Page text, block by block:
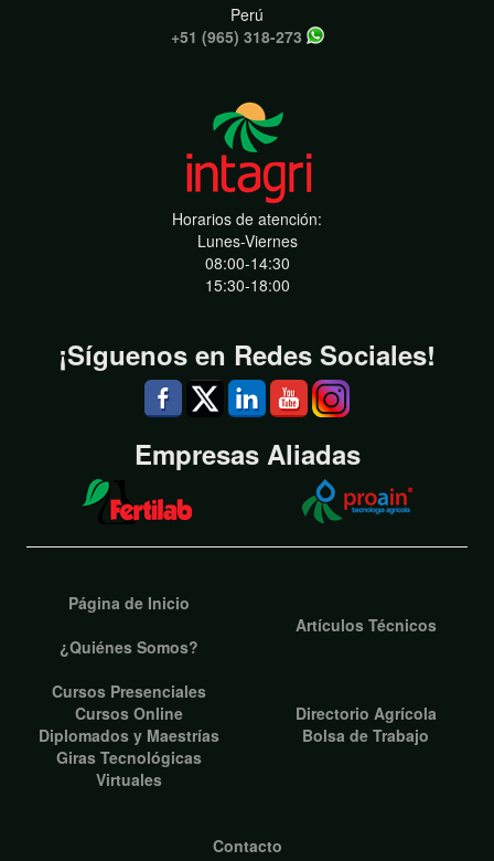
Perú
+51 (965) 318-273
Horarios de atención:
Lunes-Viernes
08:00-14:30
15:30-18:00
¡Síguenos en Redes Sociales!
Empresas Aliadas
Página de Inicio
¿Quiénes Somos?
Artículos Técnicos
Cursos Presenciales
Cursos Online
Diplomados y Maestrías
Giras Tecnológicas
Virtuales
Directorio Agrícola
Bolsa de Trabajo
Contacto